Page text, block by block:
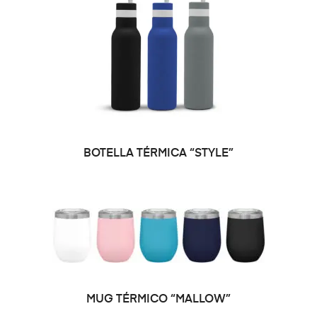
SELECCIONAR OPCIONES
BOTELLA TÉRMICA “STYLE”
SELECCIONAR OPCIONES
MUG TÉRMICO “MALLOW”